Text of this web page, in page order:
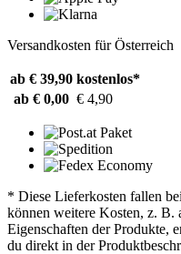
Versandkosten für Österreich
ab € 39,90 kostenlos*
ab € 0,00 € 4,90
* Diese Lieferkosten fallen
können weitere Kosten, z. B.
Eigenschaften der Produkte,
du direkt in der